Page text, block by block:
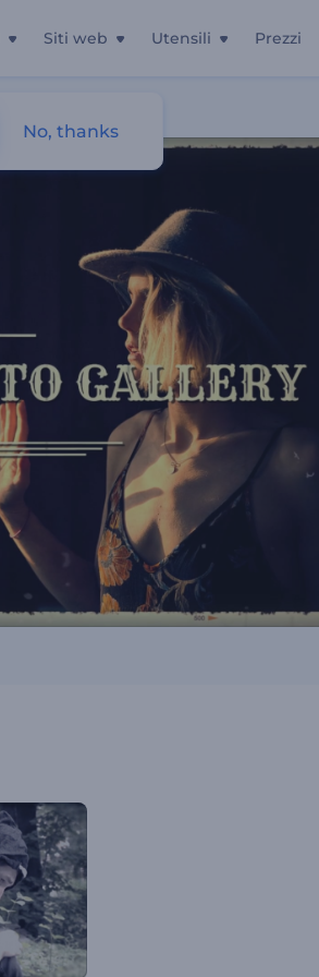
Siti web Utensili Prezzi
No, thanks